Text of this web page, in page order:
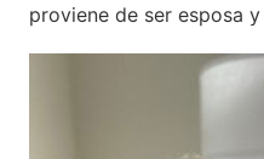
proviene de ser esposa